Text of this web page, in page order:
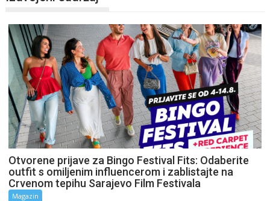
Otvorene prijave za Bingo Festival Fits: Odaberite
outfit s omiljenim influencerom i zablistajte na
Crvenom tepihu Sarajevo Film Festivala
Magazin